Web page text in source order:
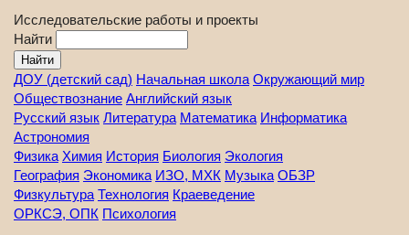
Исследовательские работы и проекты
Найти
ДОУ (детский сад) Начальная школа Окружающий мир
Обществознание Английский язык
Русский язык Литература Математика Информатика
Астрономия
Физика Химия История Биология Экология
География Экономика ИЗО, МХК Музыка ОБЗР
Физкультура Технология Краеведение
ОРКСЭ, ОПК Психология